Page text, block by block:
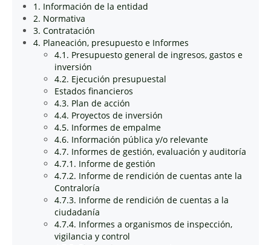
1. Información de la entidad
2. Normativa
3. Contratación
4. Planeación, presupuesto e Informes
4.1. Presupuesto general de ingresos, gastos e
inversión
4.2. Ejecución presupuestal
Estados financieros
4.3. Plan de acción
4.4. Proyectos de inversión
4.5. Informes de empalme
4.6. Información pública y/o relevante
4.7. Informes de gestión, evaluación y auditoría
4.7.1. Informe de gestión
4.7.2. Informe de rendición de cuentas ante la
Contraloría
4.7.3. Informe de rendición de cuentas a la
ciudadanía
4.7.4. Informes a organismos de inspección,
vigilancia y control